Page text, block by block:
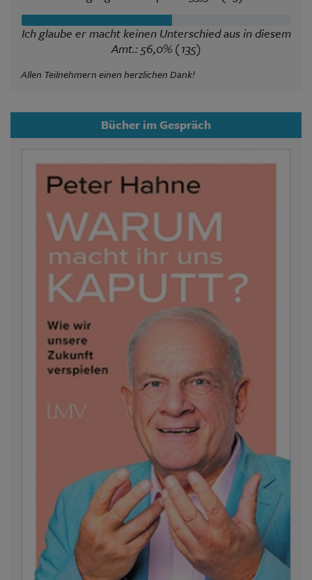
Ich glaube er macht keinen Unterschied aus in diesem
Amt.: 56,0% (135)
Allen Teilnehmern einen herzlichen Dank!
Bücher im Gespräch